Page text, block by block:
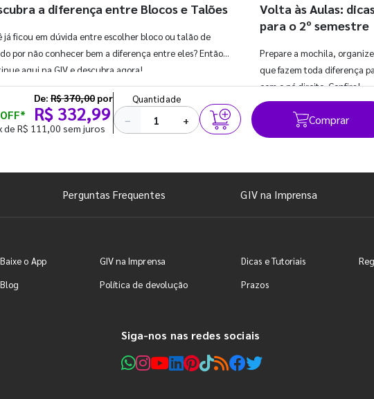
a diferença entre Blocos e Talões
já ficou em dúvida entre escolher bloco ou talão de
por não conhecer bem a diferença entre eles? Então,
aqui na GIV e descubra agora!
Volta às Aulas:
para o 2º semestre
Prepare a mochila,
que fazem toda diferença
com o pé direito. Confira!
De: R$ 370,00 por
R$ 332,99
de R$ 111,00 sem juros
Quantidade
− + Comprar
Perguntas Frequentes GIV na Imprensa
Baixe o App GIV na Imprensa Dicas e Tutoriais
Blog Política de devolução Prazos
Siga-nos nas redes sociais